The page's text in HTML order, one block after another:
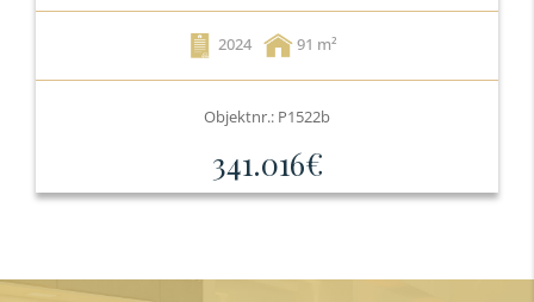
2024 91
Objektnr.: P1522b
341.016€